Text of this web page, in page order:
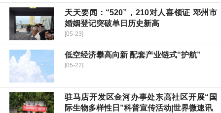
天天要闻：“520”，210对人喜领证 邓州市
婚姻登记突破单日历史新高
[05-23]
低空经济攀高向新 配套产业链式“护航”
[05-22]
驻马店开发区金河办事处东高社区开展“国
际生物多样性日”科普宣传活动|世界微速讯